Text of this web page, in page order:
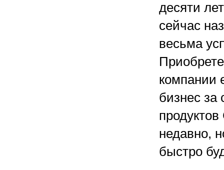
десяти
сейчас
весьма
компании
бизнес за
недавно,
быстро